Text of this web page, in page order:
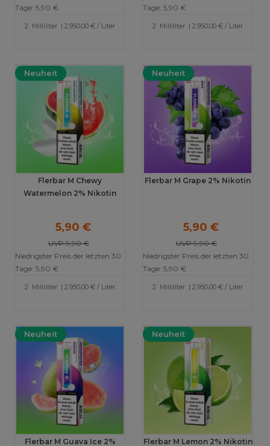
Tage: 5,90 €
2 Milliliter | 2.950,00 € / Liter
Tage: 5,90 €
2 Milliliter | 2.950,00 € / Liter
Neuheit
Flerbar M Chewy
Watermelon 2% Nikotin
UVP 9,90 €
5,90 €
Niedrigster Preis der letzten 30
Tage: 5,90 €
2 Milliliter | 2.950,00 € / Liter
Neuheit
Flerbar M Grape 2% Nikotin
UVP 9,90 €
5,90 €
Niedrigster Preis der letzten 30
Tage: 5,90 €
2 Milliliter | 2.950,00 € / Liter
Neuheit
Flerbar M Guava Ice 2%
Neuheit
Flerbar M Lemon 2% Nikotin